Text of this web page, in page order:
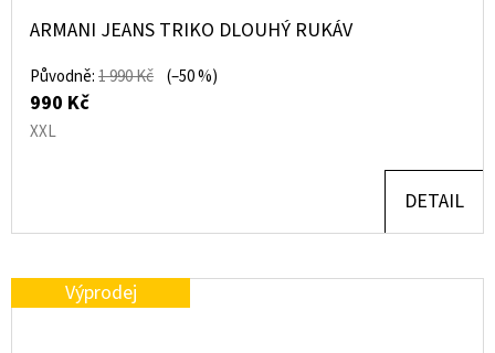
ARMANI JEANS TRIKO DLOUHÝ RUKÁV
Původně:1 990 Kč (–50 %)
990 Kč
XXL
DETAIL
Výprodej